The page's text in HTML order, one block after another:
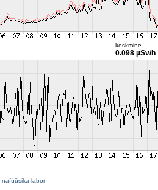
keskmine
0.098 µSv/h
labor